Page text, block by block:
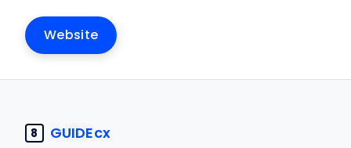
Website
8 GUIDEcx